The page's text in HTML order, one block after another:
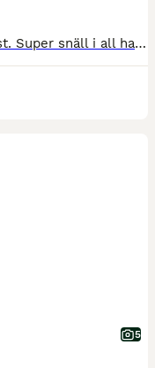
Söker nytt hem till min sällskapshäst. Super snäll i all hantering och med andra hästar . Blir lite stressad av att bli lämnad själv men går bra när man ställer in på box . INTE TILL AVEL ELLER RIDNIN
5